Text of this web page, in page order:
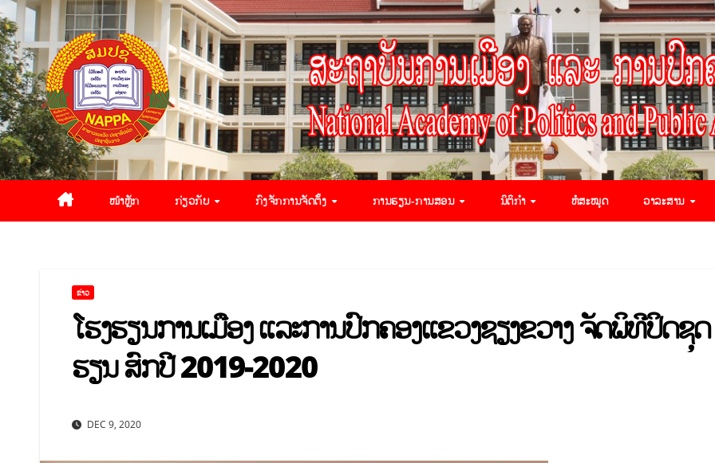
ໜ້າຫຼັກ ກ່ຽວກັບ ກົງຈັກການຈັດຕັ້ງ ການຮຽນ-ການສອນ ນິຕິກຳ ຫໍສະໝຸດ ວາລະສານ
ຂ່າວ
ໂຮງຮຽນການເມືອງ ແລະການປົກຄອງແຂວງຊຽງຂວາງ ຈັດພິທີປິດຊຸດ
ຮຽນ ສົກປີ 2019-2020
DEC 9, 2020